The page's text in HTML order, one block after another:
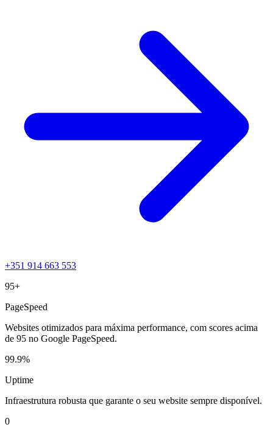
+351 914 663 553
95+
PageSpeed
Websites otimizados para máxima performance, com scores acima
de 95 no Google PageSpeed.
99.9%
Uptime
Infraestrutura robusta que garante o seu website sempre disponível.
0